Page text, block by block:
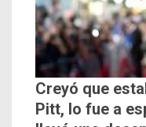
Creyó que
Pitt, lo fue a